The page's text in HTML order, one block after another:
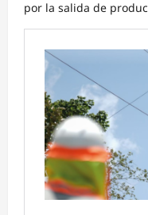
por la salida de